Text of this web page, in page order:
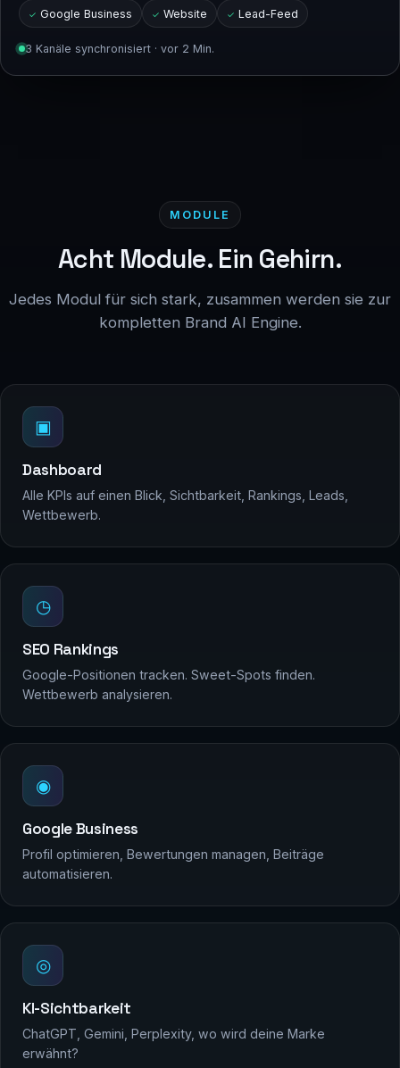
Google Business Website Lead-Feed
3 Kanäle synchronisiert · vor 2 Min.
MODULE
Acht Module. Ein Gehirn.
Jedes Modul für sich stark, zusammen werden sie zur
kompletten Brand AI Engine.
▣
Dashboard
Alle KPIs auf einen Blick, Sichtbarkeit, Rankings, Leads,
Wettbewerb.
◷
SEO Rankings
Google-Positionen tracken. Sweet-Spots finden.
Wettbewerb analysieren.
◉
Google Business
Profil optimieren, Bewertungen managen, Beiträge
automatisieren.
◎
KI-Sichtbarkeit
ChatGPT, Gemini, Perplexity, wo wird deine Marke
erwähnt?